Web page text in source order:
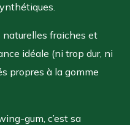
naturelles fraiches et
idéale (ni trop dur, ni
propres à la gomme
gum, c’est sa